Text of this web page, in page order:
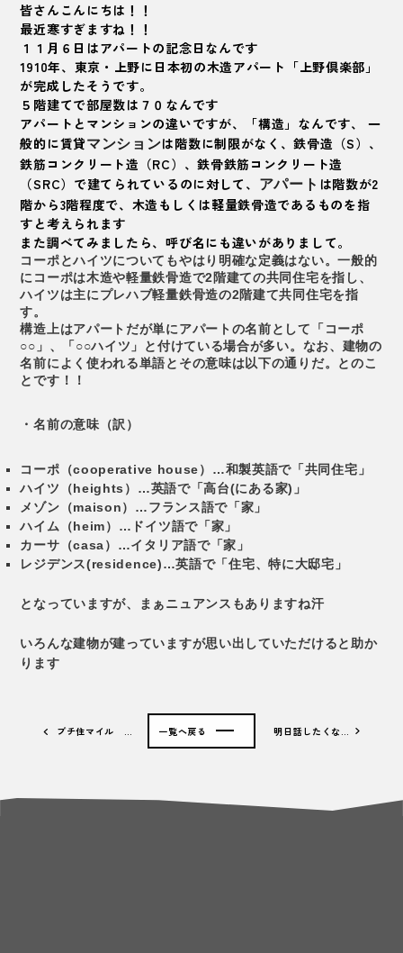
皆さんこんにちは！！
最近寒すぎますね！！
１１月６日はアパートの記念日なんです
1910年、東京・上野に日本初の木造アパート「上野倶楽部」
が完成したそうです。
５階建てで部屋数は７０なんです
アパートとマンションの違いですが、「構造」なんです、 一
般的に賃貸マンションは階数に制限がなく、鉄骨造（S）、
鉄筋コンクリート造（RC）、鉄骨鉄筋コンクリート造
（SRC）で建てられているのに対して、
アパート は階数が2
階から3階程度で、木造もしくは軽量鉄骨造であるものを指
すと考えられます
また調べてみましたら、呼び名にも違いがありまして。
コーポとハイツについてもやはり明確な定義はない。一般的
にコーポは木造や軽量鉄骨造で2階建ての共同住宅を指し、
ハイツは主にプレハブ軽量鉄骨造の2階建て共同住宅を指
す。
構造上はアパートだが単にアパートの名前として「コーポ
○○」、「○○ハイツ」と付けている場合が多い。なお、建物の
名前によく使われる単語とその意味は以下の通りだ。とのこ
とです！！
・名前の意味（訳）
コーポ（cooperative house）…和製英語で「共同住宅」
ハイツ（heights）…英語で「高台(にある家)」
メゾン（maison）…フランス語で「家」
ハイム（heim）…ドイツ語で「家」
カーサ（casa）…イタリア語で「家」
レジデンス(residence)…英語で「住宅、特に大邸宅」
となっていますが、まぁニュアンスもありますね汗
いろんな建物が建っていますが思い出していただけると助か
ります
プチ住マイル … 明日話したくな…
一覧へ戻る